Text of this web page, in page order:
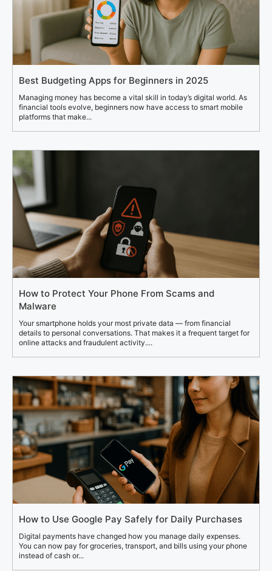
Best Budgeting Apps for Beginners in 2025
Managing money has become a vital skill in today’s digital world. As
financial tools evolve, beginners now have access to smart mobile
platforms that make...
How to Protect Your Phone From Scams and
Malware
Your smartphone holds your most private data — from financial
details to personal conversations. That makes it a frequent target for
online attacks and fraudulent activity....
How to Use Google Pay Safely for Daily Purchases
Digital payments have changed how you manage daily expenses.
You can now pay for groceries, transport, and bills using your phone
instead of cash or...